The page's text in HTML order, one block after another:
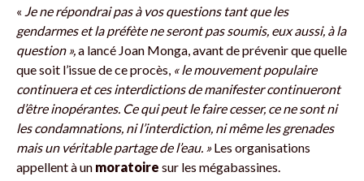
« Je ne répondrai pas à vos questions tant que les
gendarmes et la préfète ne seront pas soumis, eux aussi, à la
question »,a lancé Joan Monga, avant de prévenir que quelle
que soit l’issue de ce procès, « le mouvement populaire
continuera et ces interdictions de manifester continueront
d’être inopérantes. Ce qui peut le faire cesser, ce ne sont ni
les condamnations, ni l’interdiction, ni même les grenades
mais un véritable partage de l’eau. »Les organisations
appellent à un moratoire sur les mégabassines.